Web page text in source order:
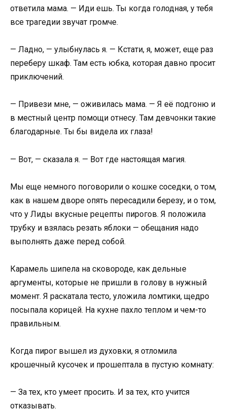
ответила мама. — Иди ешь. Ты когда голодная, у тебя
все трагедии звучат громче.
— Ладно, — улыбнулась я. — Кстати, я, может, еще раз
переберу шкаф. Там есть юбка, которая давно просит
приключений.
— Привези мне, — оживилась мама. — Я её подгоню и
в местный центр помощи отнесу. Там девчонки такие
благодарные. Ты бы видела их глаза!
— Вот, — сказала я. — Вот где настоящая магия.
Мы еще немного поговорили о кошке соседки, о том,
как в нашем дворе опять пересадили березу, и о том,
что у Лиды вкусные рецепты пирогов. Я положила
трубку и взялась резать яблоки — обещания надо
выполнять даже перед собой.
Карамель шипела на сковороде, как дельные
аргументы, которые не пришли в голову в нужный
момент. Я раскатала тесто, уложила ломтики, щедро
посыпала корицей. На кухне пахло теплом и чем-то
правильным.
Когда пирог вышел из духовки, я отломила
крошечный кусочек и прошептала в пустую комнату:
— За тех, кто умеет просить. И за тех, кто учится
отказывать.